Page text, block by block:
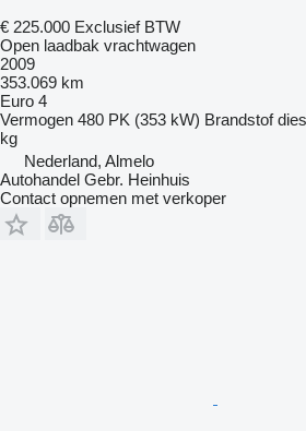
€ 225.000 Exclusief BTW
Open laadbak vrachtwagen
2009
353.069 km
Euro 4
Vermogen 480 PK (353 kW) Brandstof
kg
Nederland, Almelo
Autohandel Gebr. Heinhuis
Contact opnemen met verkoper